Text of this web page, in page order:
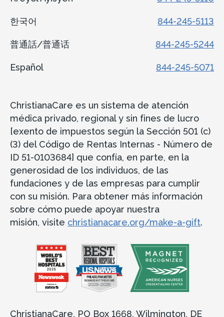
한국어 844-245-5113
普通話/普通话 844-245-5244
Español 844-245-5071
ChristianaCare es un sistema de atención
médica privado, regional y sin fines de lucro
[exento de impuestos según la Sección 501 (c)
(3) del Código de Rentas Internas - Número de
ID 51-0103684] que confía, en parte, en la
generosidad de los individuos, de las
fundaciones y de las empresas para cumplir
con su misión. Para obtener más información
sobre cómo puede apoyar nuestra
misión, visite christianacare.org/make-a-gift.
ChristianaCare, PO Box 1668, Wilmington, DE